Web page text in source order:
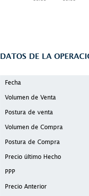
DATOS DE LA
Fecha
Volumen de Venta
Postura de venta
Volumen de Compra
Postura de Compra
Precio último Hecho
PPP
Precio Anterior